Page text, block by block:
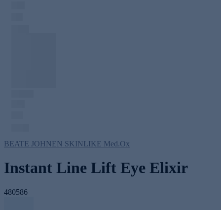
BEATE JOHNEN SKINLIKE Med.Ox
Instant Line Lift Eye Elixir
480586